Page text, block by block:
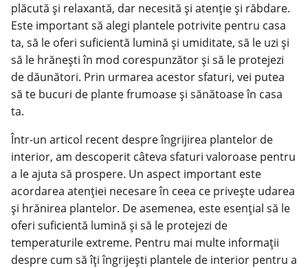
plăcută și relaxantă, dar necesită și atenție și răbdare.
Este important să alegi plantele potrivite pentru casa
ta, să le oferi suficientă lumină și umiditate, să le uzi și
să le hrănești în mod corespunzător și să le protejezi
de dăunători. Prin urmarea acestor sfaturi, vei putea
să te bucuri de plante frumoase și sănătoase în casa
ta.
Într-un articol recent despre îngrijirea plantelor de
interior, am descoperit câteva sfaturi valoroase pentru
a le ajuta să prospere. Un aspect important este
acordarea atenției necesare în ceea ce privește udarea
și hrănirea plantelor. De asemenea, este esențial să le
oferi suficientă lumină și să le protejezi de
temperaturile extreme. Pentru mai multe informații
despre cum să îți îngrijești plantele de interior pentru a